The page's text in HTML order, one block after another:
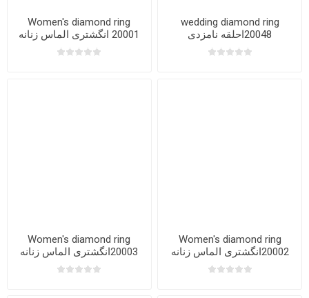
wedding diamond ring
20048احلقه نامزدی
Women's diamond ring
20001 انگشتری الماس زنانه
Women's diamond ring
20002انگشتری الماس زنانه
Women's diamond ring
20003انگشتری الماس زنانه